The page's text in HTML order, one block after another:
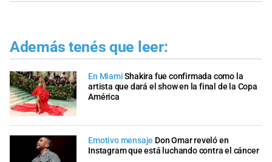
Además tenés que leer:
En Miami Shakira fue confirmada como la
artista que dará el show en la final de la Copa
América
Emotivo mensaje Don Omar reveló en
Instagram que está luchando contra el cáncer